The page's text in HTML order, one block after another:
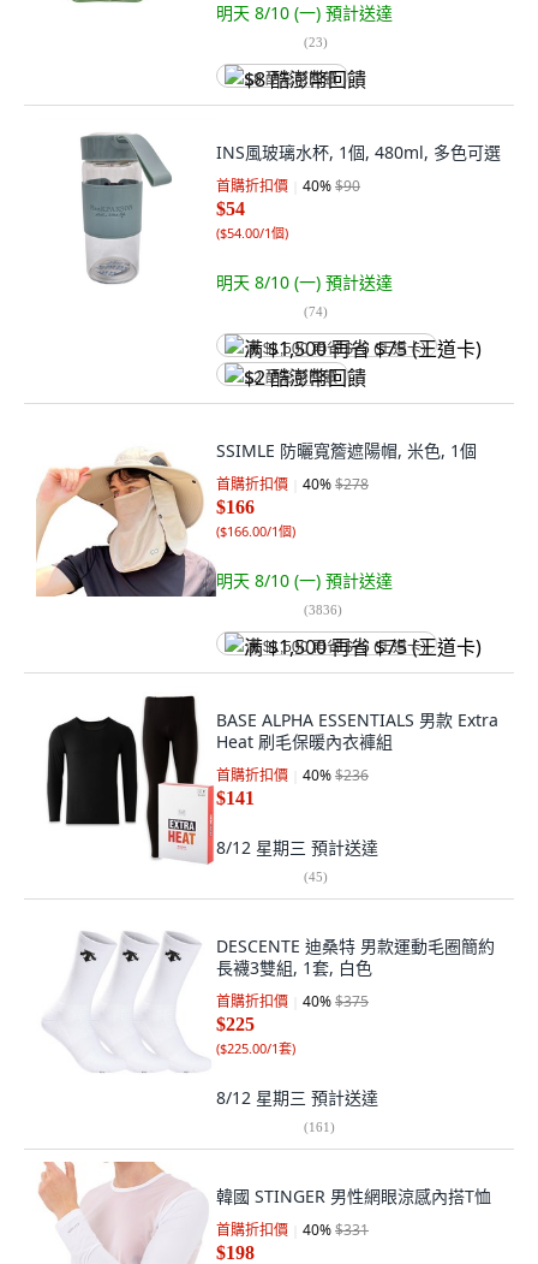
明天 8/10 (一) 預計送達
(23)
$8 酷澎幣回饋
INS風玻璃水杯, 1個, 480ml, 多色可選
首購折扣價 40%$90
$54
($54.00/1個)
明天 8/10 (一) 預計送達
(74)
满 $1,500 再省 $75 (王道卡)
$2 酷澎幣回饋
SSIMLE 防曬寬簷遮陽帽, 米色, 1個
首購折扣價 40%$278
$166
($166.00/1個)
明天 8/10 (一) 預計送達
(3836)
满 $1,500 再省 $75 (王道卡)
BASE ALPHA ESSENTIALS 男款 Extra
Heat 刷毛保暖內衣褲組
首購折扣價 40%$236
$141
8/12 星期三 預計送達
(45)
DESCENTE 迪桑特 男款運動毛圈簡約
長襪3雙組, 1套, 白色
首購折扣價 40%$375
$225
($225.00/1套)
8/12 星期三 預計送達
(161)
韓國 STINGER 男性網眼涼感內搭T恤
首購折扣價 40%$331
$198